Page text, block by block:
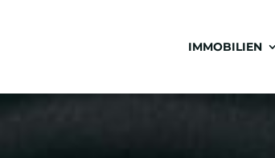
IMMOBILIEN